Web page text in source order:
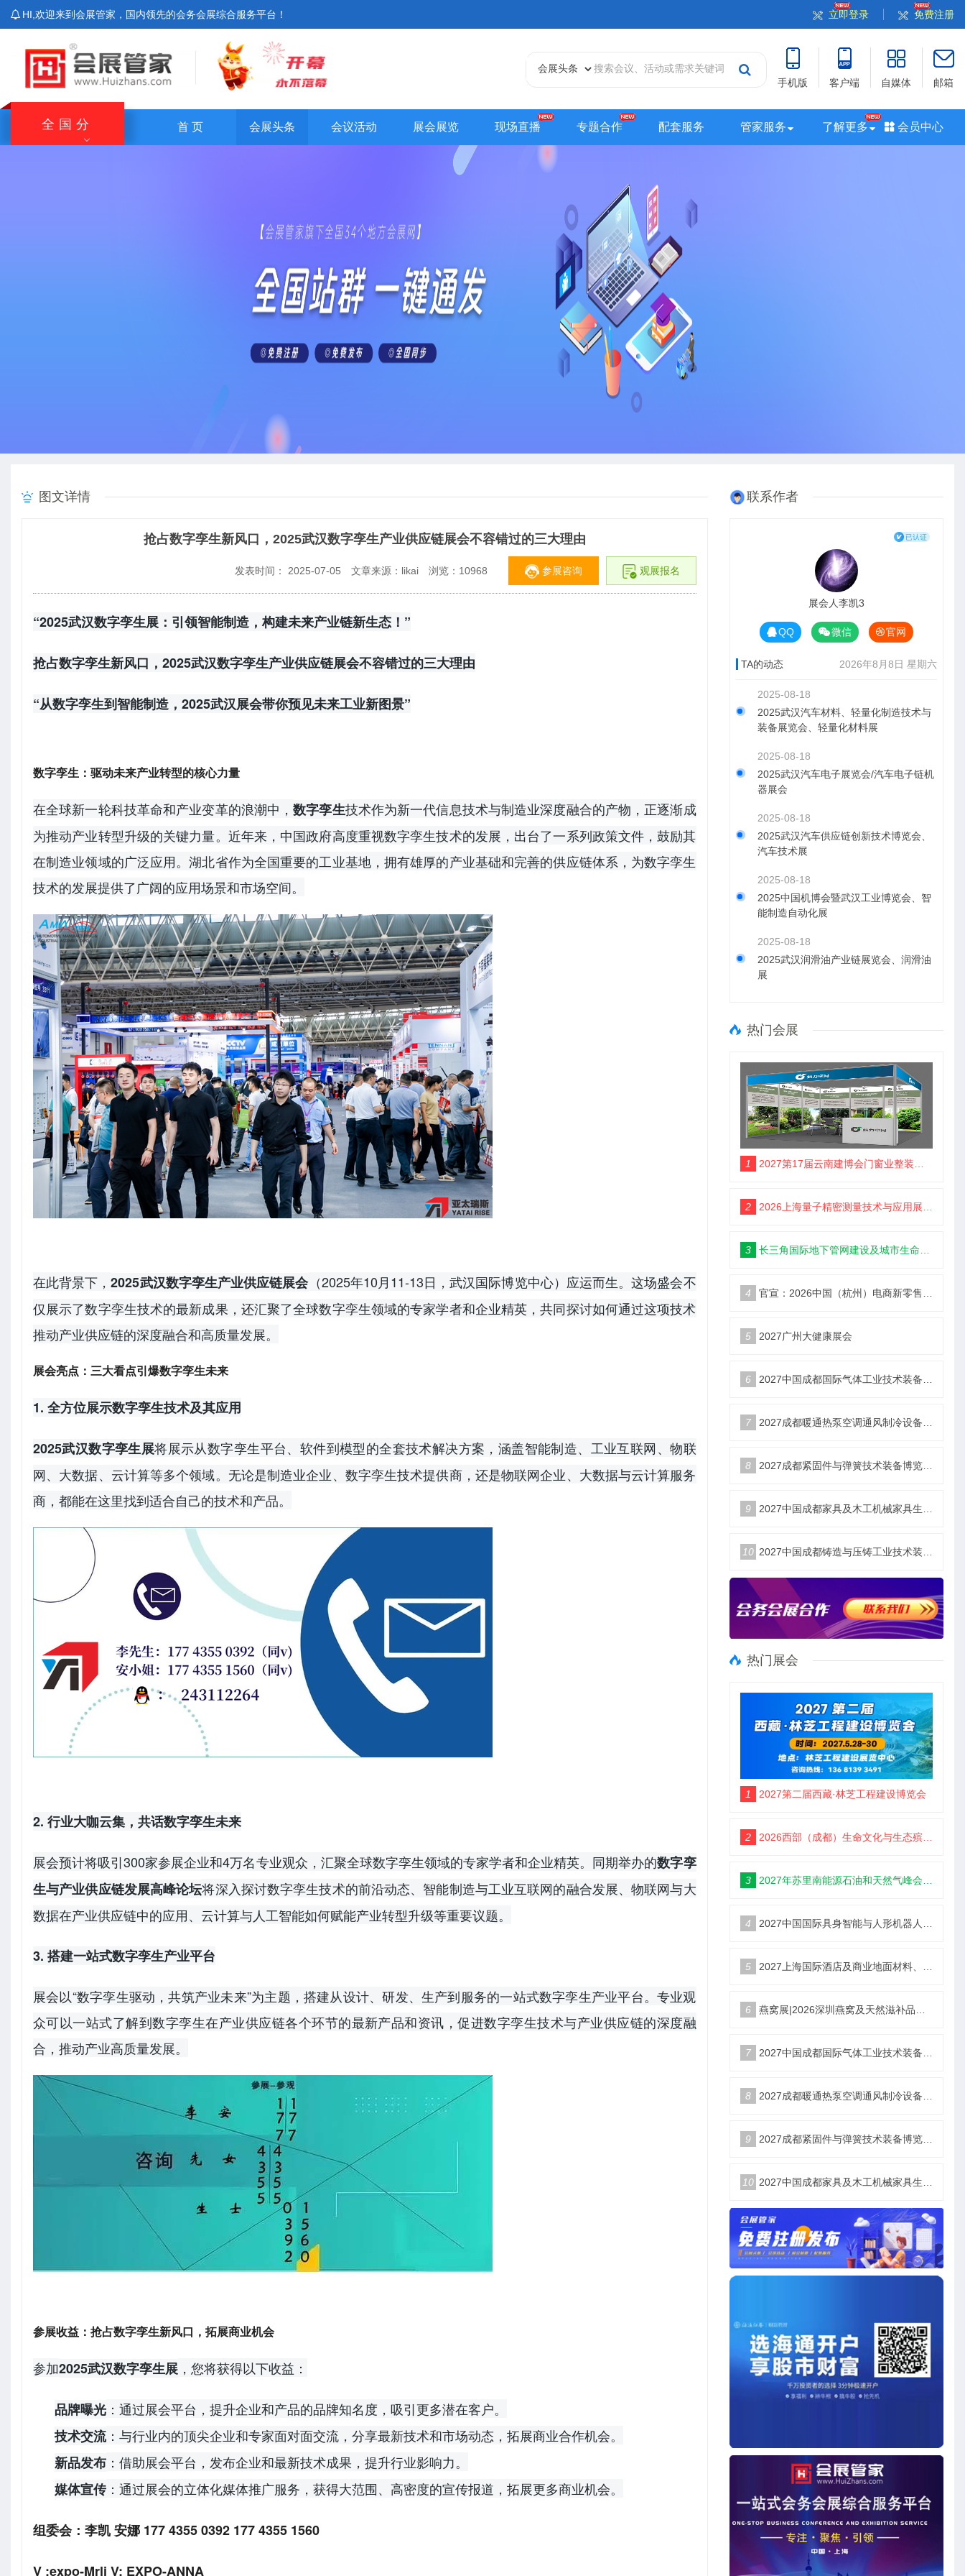
HI,欢迎来到会展管家，国内领先的会务会展综合服务平台！ 立即登录 免费注册
手机版 客户端 自媒体 邮箱
全国分 首 页 会展头条 会议活动 展会展览 现场直播 专题合作 配套服务 管家服务 了解更多 会员中心
浙江站
陕西站
澳门站 台湾站
图文详情
抢占数字孪生新风口，2025武汉数字孪生产业供应链展会不容错过的三大理由
发表时间： 2025-07-05 文章来源：likai 浏览： 10968 参展咨询 观展报名
“2025武汉数字孪生展：引领智能制造，构建未来产业链新生态！”
抢占数字孪生新风口，2025武汉数字孪生产业供应链展会不容错过的三大理由
“从数字孪生到智能制造，2025武汉展会带你预见未来工业新图景”
数字孪生：驱动未来产业转型的核心力量
在全球新一轮科技革命和产业变革的浪潮中，数字孪生技术作为新一代信息技术与制造业深度融合的产物，正逐渐成
为推动产业转型升级的关键力量。近年来，中国政府高度重视数字孪生技术的发展，出台了一系列政策文件，鼓励其
在制造业领域的广泛应用。湖北省作为全国重要的工业基地，拥有雄厚的产业基础和完善的供应链体系，为数字孪生
技术的发展提供了广阔的应用场景和市场空间。
在此背景下，2025武汉数字孪生产业供应链展会（2025年10月11-13日，武汉国际博览中心）应运而生。这场盛会不
仅展示了数字孪生技术的最新成果，还汇聚了全球数字孪生领域的专家学者和企业精英，共同探讨如何通过这项技术
推动产业供应链的深度融合和高质量发展。
展会亮点：三大看点引爆数字孪生未来
1. 全方位展示数字孪生技术及其应用
2025武汉数字孪生展将展示从数字孪生平台、软件到模型的全套技术解决方案，涵盖智能制造、工业互联网、物联
网、大数据、云计算等多个领域。无论是制造业企业、数字孪生技术提供商，还是物联网企业、大数据与云计算服务
商，都能在这里找到适合自己的技术和产品。
2. 行业大咖云集，共话数字孪生未来
展会预计将吸引300家参展企业和4万名专业观众，汇聚全球数字孪生领域的专家学者和企业精英。同期举办的数字孪
生与产业供应链发展高峰论坛将深入探讨数字孪生技术的前沿动态、智能制造与工业互联网的融合发展、物联网与大
数据在产业供应链中的应用、云计算与人工智能如何赋能产业转型升级等重要议题。
3. 搭建一站式数字孪生产业平台
展会以“数字孪生驱动，共筑产业未来”为主题，搭建从设计、研发、生产到服务的一站式数字孪生产业平台。专业观
众可以一站式了解到数字孪生在产业供应链各个环节的最新产品和资讯，促进数字孪生技术与产业供应链的深度融
合，推动产业高质量发展。
参展收益：抢占数字孪生新风口，拓展商业机会
参加2025武汉数字孪生展 ，您将获得以下收益：
品牌曝光 ：通过展会平台，提升企业和产品的品牌知名度，吸引更多潜在客户。
技术交流 ：与行业内的顶尖企业和专家面对面交流，分享最新技术和市场动态，拓展商业合作机会。
新品发布 ：借助展会平台，发布企业和最新技术成果，提升行业影响力。
媒体宣传 ：通过展会的立体化媒体推广服务，获得大范围、高密度的宣传报道，拓展更多商业机会。
组委会：李凯 安娜 177 4355 0392 177 4355 1560
V :expo-Mrli V: EXPO-ANNA
联系作者
展会人李凯3
QQ 微信 官网
TA的动态 2026年8月8日 星期六
2025-08-18
2025武汉汽车材料、轻量化制造技术与
装备展览会、轻量化材料展
2025-08-18
2025武汉汽车电子展览会/汽车电子链机
器展会
2025-08-18
2025武汉汽车供应链创新技术博览会、
汽车技术展
2025-08-18
2025中国机博会暨武汉工业博览会、智
能制造自动化展
2025-08-18
2025武汉润滑油产业链展览会、润滑油
展
热门会展
1 2027第17届云南建博会门窗业整装定制智能家居卫浴建材展会
2 2026上海量子精密测量技术与应用展将于11月10日开幕！
3 长三角国际地下管网建设及城市生命安全线展览会
4 官宣：2026中国（杭州）电商新零售品牌博览会
5 2027广州大健康展会
6 2027中国成都国际气体工业技术装备博览会6月18日举办
7 2027成都暖通热泵空调通风制冷设备博览会6月18举办
8 2027成都紧固件与弹簧技术装备博览会6月18举办
9 2027中国成都家具及木工机械家具生产设备博览会6月18举办
10 2027中国成都铸造与压铸工业技术装备博览会6月18举办
热门展会
1 2027第二届西藏·林芝工程建设博览会
2 2026西部（成都）生命文化与生态殡葬产业展览会
3 2027年苏里南能源石油和天然气峰会暨展览会（SEOGS）
4 2027中国国际具身智能与人形机器人展3月开幕
5 2027上海国际酒店及商业地面材料、整装定制、墙体材料及精品设计、智慧酒店、照明及智能控制博览会 展位火热销售中！
6 燕窝展|2026深圳燕窝及天然滋补品展览会【官网】
7 2027中国成都国际气体工业技术装备博览会6月18日举办
8 2027成都暖通热泵空调通风制冷设备博览会6月18举办
9 2027成都紧固件与弹簧技术装备博览会6月18举办
10 2027中国成都家具及木工机械家具生产设备博览会6月18举办